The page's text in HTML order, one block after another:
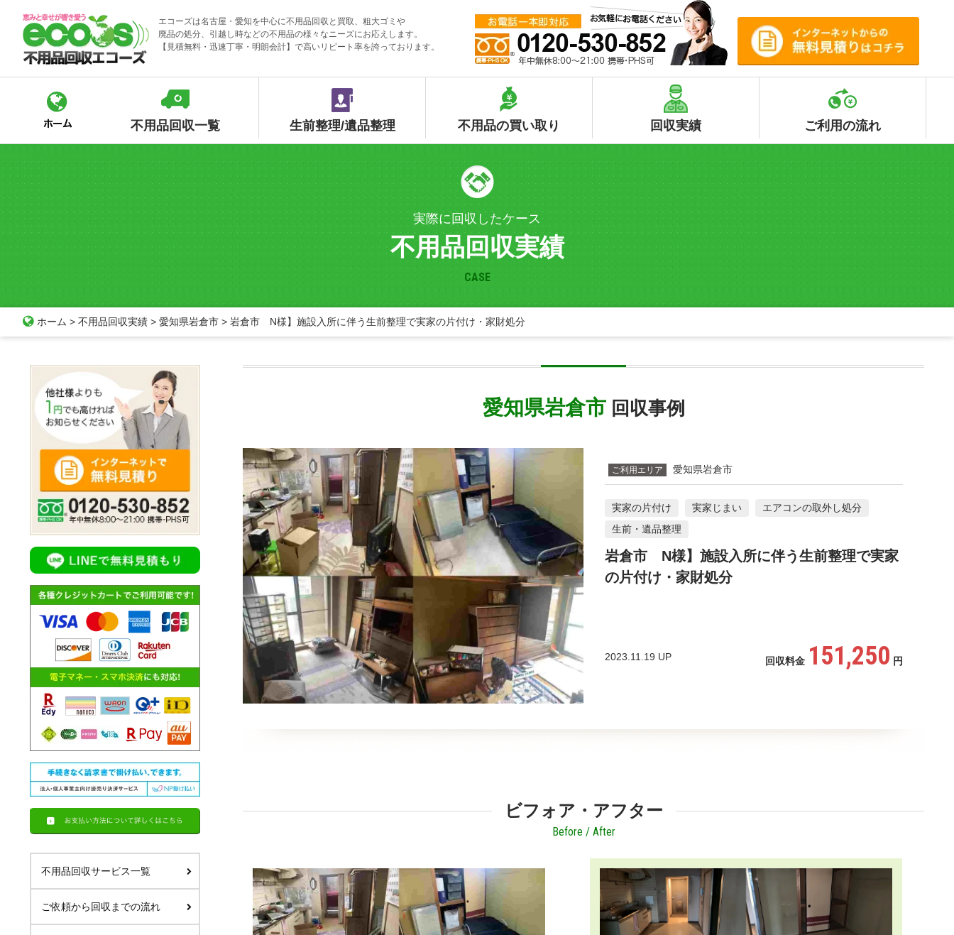
content
エコーズは名古屋・愛知を中心に不用品回収と買取、粗大ゴミや
廃品の処分、引越し時などの不用品の様々なニーズにお応えします。
【見積無料・迅速丁寧・明朗会計】で高いリピート率を誇っております。
不用品回収一覧 生前整理/遺品整理 不用品の買い取り 回収実績 ご利用の流れ
実際に回収したケース
不用品回収実績
CASE
ホーム > 不用品回収実績 > 愛知県岩倉市 > 岩倉市 N様】施設入所に伴う生前整理で実家の片付け・家財処分
不用品回収サービス一覧
ご依頼から回収までの流れ
愛知県岩倉市回収事例
ご利用エリア 愛知県岩倉市
実家の片付け 実家じまい
エアコンの取外し処分
生前・遺品整理
岩倉市 N様】施設入所に伴う生前整理で実家
の片付け・家財処分
2023.11.19 UP 回収料金 151,250 円
ビフォア・アフター
Before / After